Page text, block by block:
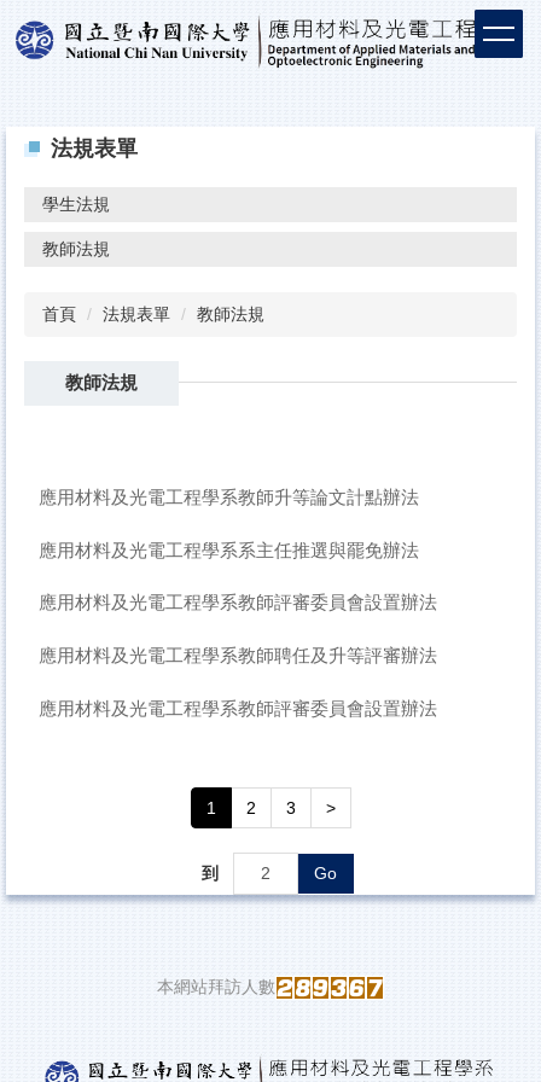
法規表單
學生法規
教師法規
首頁 法規表單 教師法規
教師法規
應用材料及光電工程學系教師升等論文計點辦法
應用材料及光電工程學系系主任推選與罷免辦法
應用材料及光電工程學系教師評審委員會設置辦法
應用材料及光電工程學系教師聘任及升等評審辦法
應用材料及光電工程學系教師評審委員會設置辦法
1 2 3 >
到 Go
本網站拜訪人數